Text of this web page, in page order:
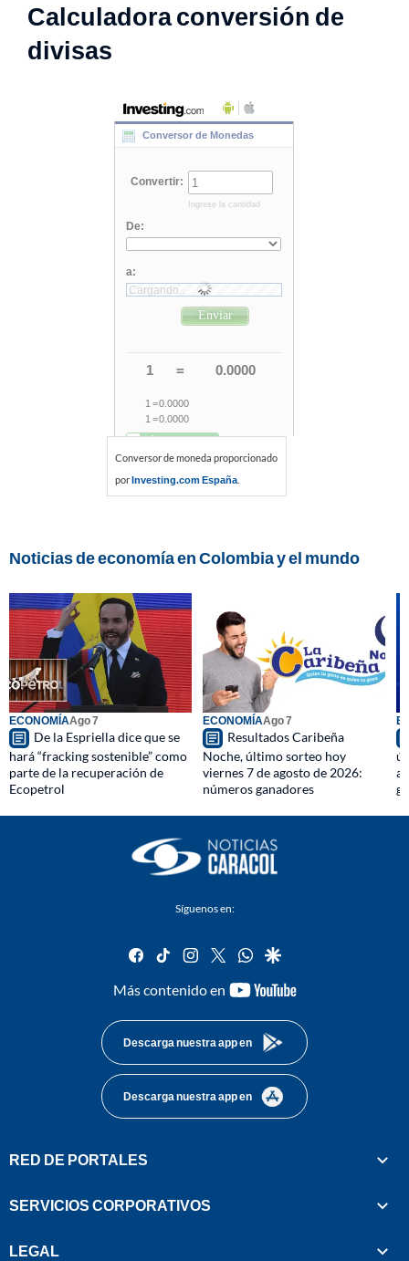
Calculadora conversión de
divisas
Conversor de moneda proporcionado
porInvesting.com España.
Noticias de economía en Colombia y el mundo
ECONOMÍAAgo 7
De la Espriella dice que se
hará “fracking sostenible” como
parte de la recuperación de
Ecopetrol
ECONOMÍAAgo 7
Resultados Caribeña
Noche, último sorteo hoy
viernes 7 de agosto de 2026:
números ganadores
Síguenos en:
facebook
tiktok instagram
twitterwhatsapp
google
Más contenido en
youtube-
Descarga nuestra app en
Descarga nuestra app en
RED DE PORTALES
SERVICIOS CORPORATIVOS
LEGAL